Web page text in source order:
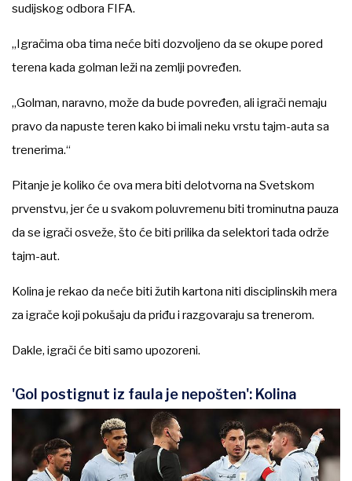
sudijskog odbora FIFA.
„Igračima oba tima neće biti dozvoljeno da se okupe pored
terena kada golman leži na zemlji povređen.
„Golman, naravno, može da bude povređen, ali igrači nemaju
pravo da napuste teren kako bi imali neku vrstu tajm-auta sa
trenerima.“
Pitanje je koliko će ova mera biti delotvorna na Svetskom
prvenstvu, jer će u svakom poluvremenu biti trominutna pauza
da se igrači osveže, što će biti prilika da selektori tada održe
tajm-aut.
Kolina je rekao da neće biti žutih kartona niti disciplinskih mera
za igrače koji pokušaju da priđu i razgovaraju sa trenerom.
Dakle, igrači će biti samo upozoreni.
'Gol postignut iz faula je nepošten': Kolina